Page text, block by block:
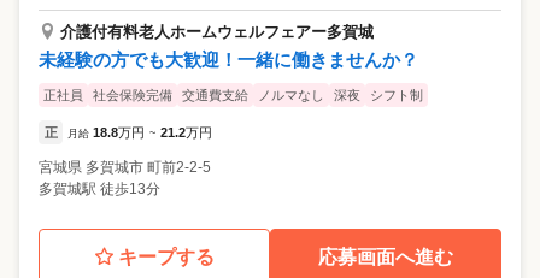
介護付有料老人ホームウェルフェアー多賀城
未経験の方でも大歓迎！一緒に働きませんか？
正社員 社会保険完備 交通費支給 ノルマなし 深夜 シフト制
正 月給 18.8万円 ~ 21.2万円
宮城県 多賀城市 町前2-2-5
多賀城駅 徒歩13分
キープする 応募画面へ進む